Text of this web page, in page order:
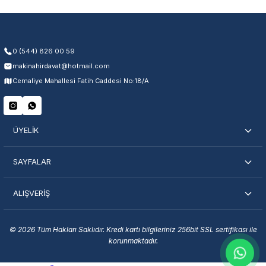
Servisi Nasıl Bulurum?
0 (544) 826 00 59
makinahirdavat@hotmail.com
Cemaliye Mahallesi Fatih Caddesi No:18/A
ÜYELİK
SAYFALAR
ALIŞVERİŞ
© 2026 Tüm Hakları Saklıdır. Kredi kartı bilgileriniz 256bit SSL sertifikası ile
korunmaktadır.